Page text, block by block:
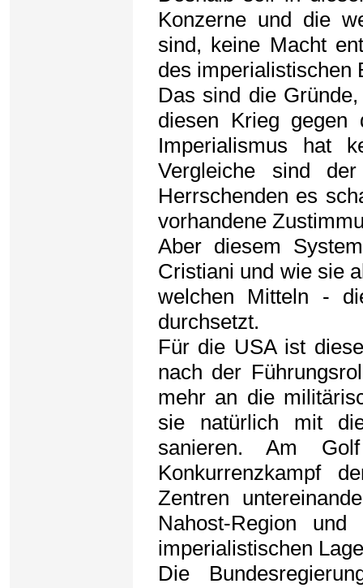
Konzerne und die
sind, keine Macht
des imperialistischen
Das sind die
diesen Krieg gegen
Imperialismus hat
Vergleiche sind
Herrschenden es
vorhandene
Aber diesem
Cristiani und wie sie
welchen Mitteln -
durchsetzt.
Für die USA ist
nach der
mehr an die
sie natürlich mit
sanieren. Am
Konkurrenzkampf
Zentren
Nahost-Region
imperialistischen
Die